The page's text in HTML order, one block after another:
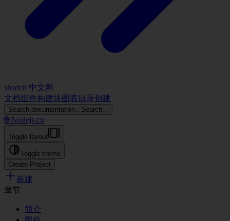
shadcn 中文网
文档组件构建块 图表 目录 创建
Search documentation... Search...
🌐 Nodejs.cn
Toggle layout
Toggle theme
Create Project
新建
章节
简介